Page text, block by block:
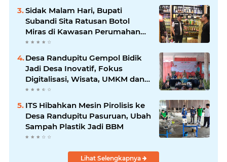
Sidak Malam Hari, Bupati
Subandi Sita Ratusan Botol
Miras di Kawasan Perumahan
Sidoarjo
Desa Randupitu Gempol Bidik
Jadi Desa Inovatif, Fokus
Digitalisasi, Wisata, UMKM dan
Ketahanan Pangan
ITS Hibahkan Mesin Pirolisis ke
Desa Randupitu Pasuruan, Ubah
Sampah Plastik Jadi BBM
Lihat Selengkapnya